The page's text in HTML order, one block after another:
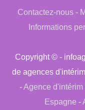
Contactez-nous-
Informations
Copyright © -
de agences
-Agence
Espagne -